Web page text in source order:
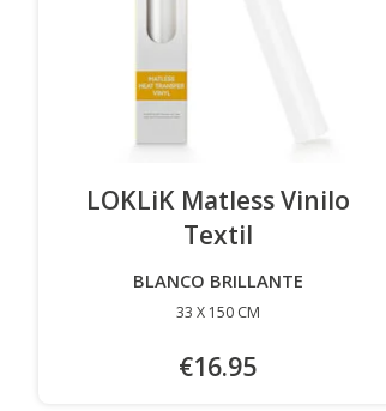
LOKLiK Matless Vinilo
Textil
BLANCO BRILLANTE
33 X 150 CM
€16.95